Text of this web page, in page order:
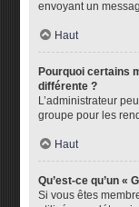
envoyant un
Haut
Pourquoi certains
différente ?
L’administrateur
groupe pour les
Haut
Qu’est-ce qu’un «
Si vous êtes